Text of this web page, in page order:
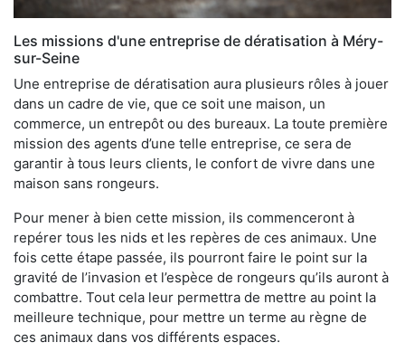
Les missions d'une entreprise de dératisation à Méry-
sur-Seine
Une entreprise de dératisation aura plusieurs rôles à jouer
dans un cadre de vie, que ce soit une maison, un
commerce, un entrepôt ou des bureaux. La toute première
mission des agents d’une telle entreprise, ce sera de
garantir à tous leurs clients, le confort de vivre dans une
maison sans rongeurs.
Pour mener à bien cette mission, ils commenceront à
repérer tous les nids et les repères de ces animaux. Une
fois cette étape passée, ils pourront faire le point sur la
gravité de l’invasion et l’espèce de rongeurs qu’ils auront à
combattre. Tout cela leur permettra de mettre au point la
meilleure technique, pour mettre un terme au règne de
ces animaux dans vos différents espaces.